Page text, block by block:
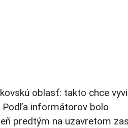
oblasť: takto chce
Podľa informátorov bolo
predtým na uzavretom